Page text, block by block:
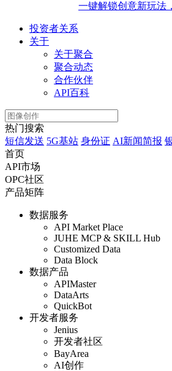
一键解锁创意新玩法
投资者关系
关于
关于聚合
聚合动态
合作伙伴
API百科
热门搜索
短信发送 5G基站 身份证 AI新闻简报
首页
API市场
OPC社区
产品矩阵
数据服务
API Market Place
JUHE MCP & SKILL Hub
Customized Data
Data Block
数据产品
APIMaster
DataArts
QuickBot
开发者服务
Jenius
开发者社区
BayArea
AI创作